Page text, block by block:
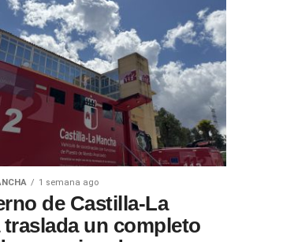
1 semana ago
de Castilla-La
traslada un completo